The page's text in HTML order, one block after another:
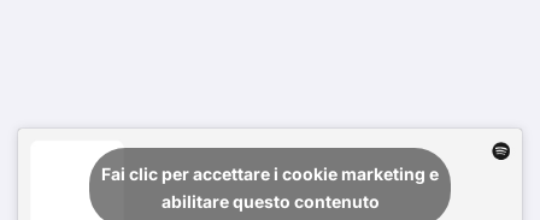
Fai clic per accettare i cookie marketing e
abilitare questo contenuto